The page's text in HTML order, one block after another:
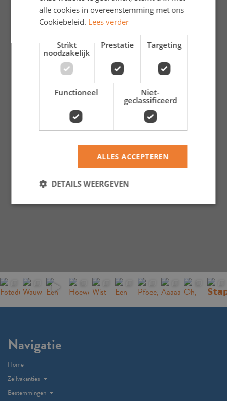
herinneringen.
Ik spring aan boord!
Navigatie
Home
Zeilvakanties
Bestemmingen
alle cookies in overeenstemming met ons
Cookiebeleid. Lees verder
Strikt
noodzakelijk
Prestatie Targeting
Functioneel
Niet-
geclassificeerd
ALLES ACCEPTEREN
DETAILS WEERGEVEN